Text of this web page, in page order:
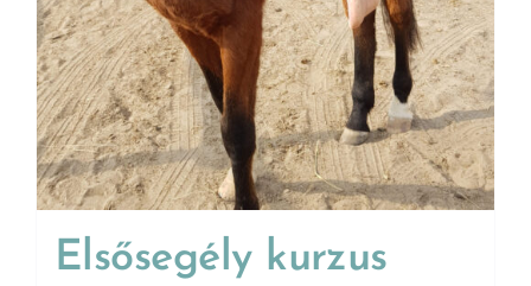
Elsősegély kurzus